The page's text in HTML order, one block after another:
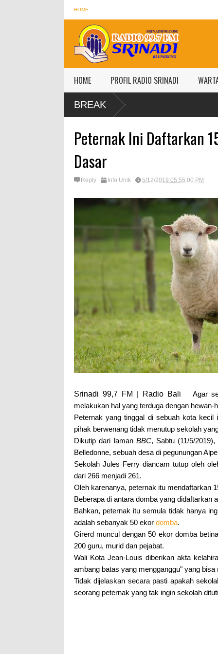
HOME
HOME PROFIL RADIO SRINADI
BREAK
Peternak Ini Daftarkan
Dasar
Reply Info Unik 5/12/2019 05:55:00 PM
Srinadi 99,7 FM | Radio Bali Agar
melakukan hal yang terduga dengan hewan-
Peternak yang tinggal di sebuah kota
pihak berwenang tidak menutup sekolah
Dikutip dari laman BBC, Sabtu (11/5/
Belledonne, sebuah desa di pegunungan
Sekolah Jules Ferry diancam tutup oleh
dari 266 menjadi 261.
Oleh karenanya, peternak itu mendaftarkan
Beberapa di antara domba yang didaftarkan
Bahkan, peternak itu semula tidak hanya
adalah sebanyak 50 ekor domba.
Girerd muncul dengan 50 ekor domba
200 guru, murid dan pejabat.
Wali Kota Jean-Louis diberikan akta
ambang batas yang mengganggu" yang
Tidak dijelaskan secara pasti apakah
seorang peternak yang tak ingin sekolah